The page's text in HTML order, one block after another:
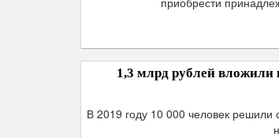
1,3 млрд рублей
В 2019 году 10 000 человек